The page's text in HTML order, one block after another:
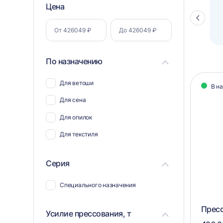
Фильтр
по
параметрам
Цена
По назначению
Для ветоши
Для сена
Для опилок
Для текстиля
Серия
Специального назначения
Усилие прессования, т
Стрелка
Полуавтоматический паллетоупаковщик
ПЗО BPW-2000
В